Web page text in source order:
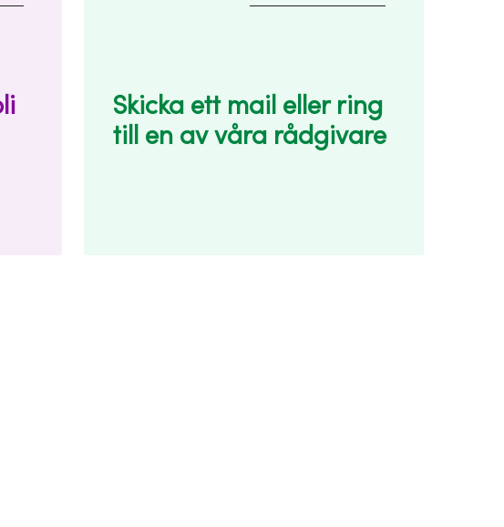
Skicka ett mail eller ring
till en av våra rådgivare